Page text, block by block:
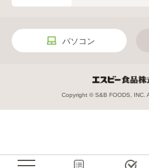
パソコン
Copyright © S&B FOODS, INC.